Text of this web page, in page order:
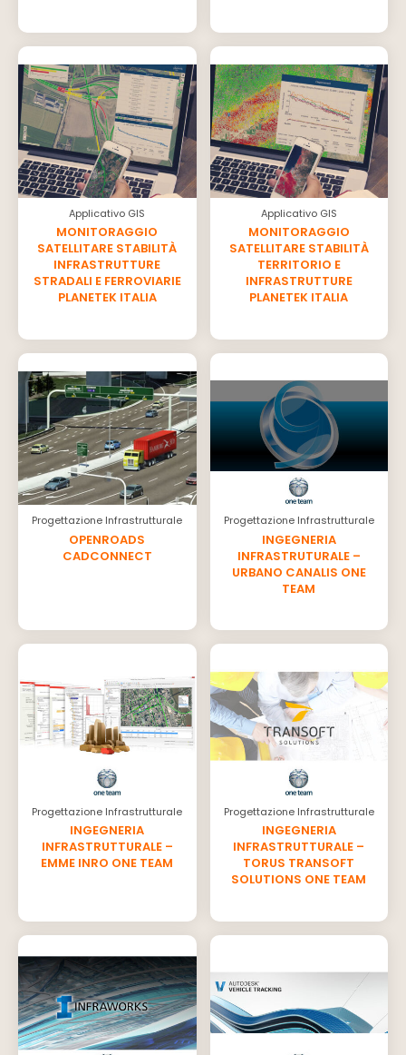
Applicativo GIS
MONITORAGGIO
SATELLITARE STABILITÀ
INFRASTRUTTURE
STRADALI E FERROVIARIE
PLANETEK ITALIA
Applicativo GIS
MONITORAGGIO
SATELLITARE STABILITÀ
TERRITORIO E
INFRASTRUTTURE
PLANETEK ITALIA
Progettazione Infrastrutturale
OPENROADS
CADCONNECT
Progettazione Infrastrutturale
INGEGNERIA
INFRASTRUTURALE –
URBANO CANALIS ONE
TEAM
Progettazione Infrastrutturale
INGEGNERIA
INFRASTRUTTURALE –
EMME INRO ONE TEAM
Progettazione Infrastrutturale
INGEGNERIA
INFRASTRUTTURALE –
TORUS TRANSOFT
SOLUTIONS ONE TEAM